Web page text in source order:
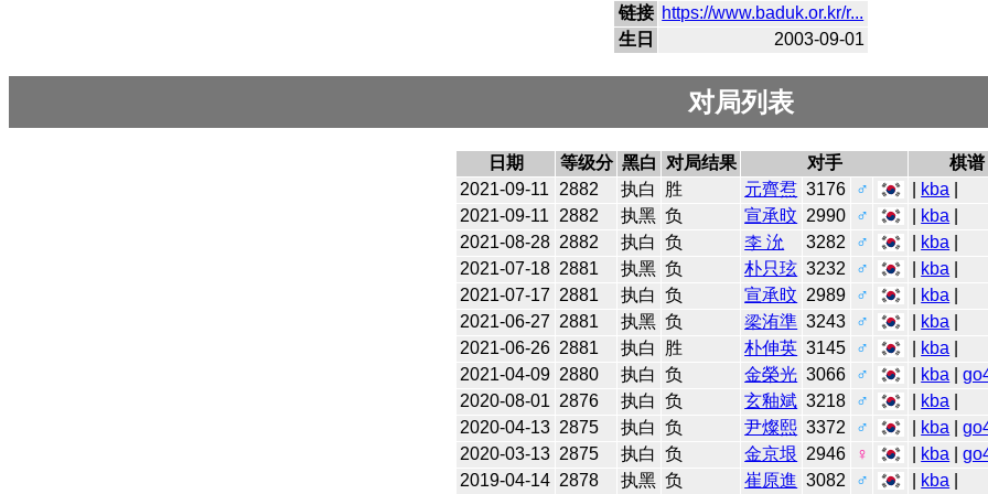
链接 https://www.baduk.or.kr/r...
生日
2003-09-01
对局列表
日期 等级分 黑白 对局结果 对手
棋谱
2021-09-11
2882 执白 胜 元齊焄 3176 ♂ kba
2021-09-11
2882 执黑 负 宣承旼 2990 ♂ kba
2021-08-28 2882 执白 负 李 沇 3282 ♂ kba
2021-07-18 2881 执黑 负 朴只玹 3232 ♂ kba
2021-07-17 2881 执白 负 宣承旼 2989 ♂ kba
2021-06-27 2881 执黑 负 梁洧準 3243 ♂ kba
2021-06-26 2881 执白 胜 朴伸英 3145 ♂ kba
2021-04-09 2880 执白 负 金榮光 3066 ♂ kba |
2020-08-01 2876 执白 负 玄釉斌 3218 ♂ kba
2020-04-13 2875 执白 负 尹燦熙 3372 ♂ kba |
2020-03-13 2875 执白 负 金京垠 2946 ♀ kba |
2019-04-14 2878 执黑 负 崔原進 3082 ♂ kba